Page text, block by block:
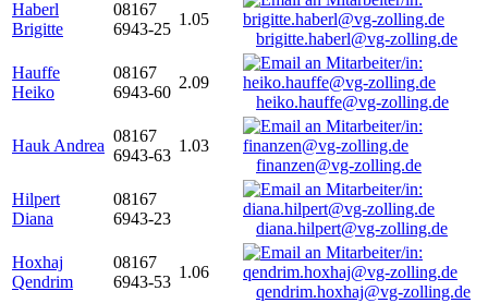
Haberl
Brigitte
08167
6943-25
1.05
brigitte.haberl@vg-zolling.de
Hauffe
Heiko
08167
6943-60
2.09
heiko.hauffe@vg-zolling.de
Hauk Andrea
08167
6943-63
1.03
finanzen@vg-zolling.de
Hilpert
Diana
08167
6943-23
diana.hilpert@vg-zolling.de
Hoxhaj
Qendrim
08167
6943-53
1.06
qendrim.hoxhaj@vg-zolling.de